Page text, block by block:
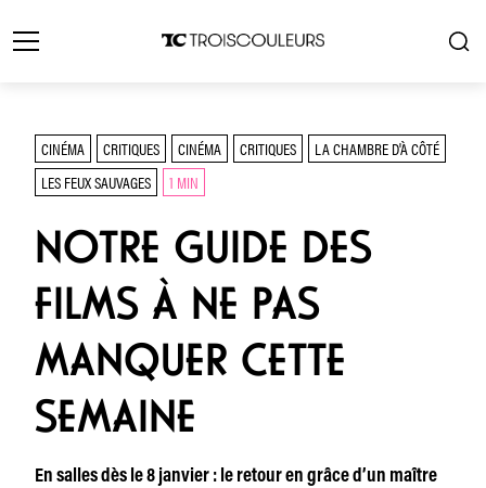
CINÉMA CRITIQUES CINÉMA CRITIQUES
LA CHAMBRE D'À CÔTÉ
LES FEUX SAUVAGES
1 MIN
NOTRE GUIDE DES
FILMS À NE PAS
MANQUER CETTE
SEMAINE
En salles dès le 8 janvier : le retour en grâce d’un maître